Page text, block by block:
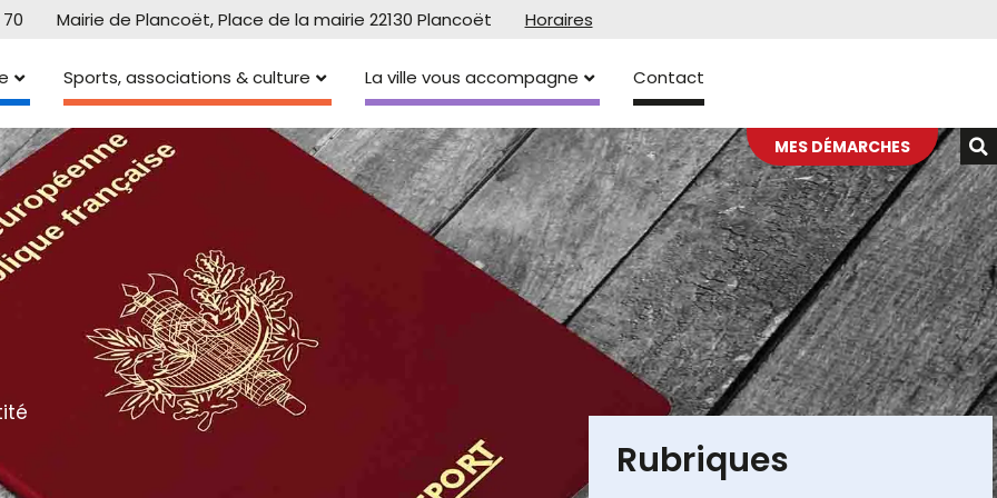
Mairie de Plancoët, Place de la mairie 22130 Plancoët Horaires
Sports, associations & culture La ville vous accompagne Contact
MES DÉMARCHES
Rubriques